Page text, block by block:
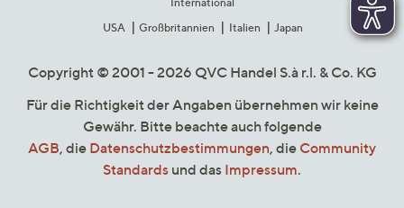
USA
Großbritannien Italien Japan
Copyright © 2001 - 2026 QVC Handel S.à r.l. & Co. KG
Für die Richtigkeit der Angaben übernehmen wir keine
Gewähr. Bitte beachte auch folgende
AGB, die Datenschutzbestimmungen, die Community
Standards und das Impressum.